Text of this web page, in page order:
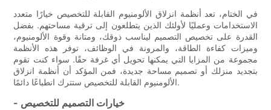
في الختام، تعد أنظمة انزلاق الألومنيوم القابلة للتخصيص خيارًا متعدد
الاستخدامات وعمليًا لأولئك الذين يتطلعون إلى ترقية مساحتهم. بفضل
القدرة على تخصيص التصميم ليناسب ذوقك، ومتانة وقوة الألومنيوم،
وميزات كفاءة الطاقة، والمرونة في الوظائف، توفر هذه الأنظمة
مجموعة من المزايا التي يمكنها تحويل أي غرفة حقًا. سواء كنت تقوم
بتجديد منزلك أو تصميم مساحة جديدة، فمن المؤكد أن أنظمة انزلاق
الألومنيوم القابلة للتخصيص ستترك انطباعًا دائمًا.
- خيارات التصميم للتخصيص